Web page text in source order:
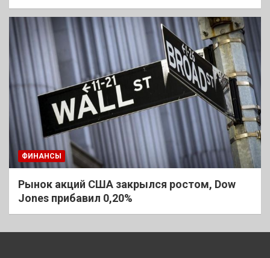
ФИНАНСЫ
Рынок акций США закрылся ростом, Dow
Jones прибавил 0,20%